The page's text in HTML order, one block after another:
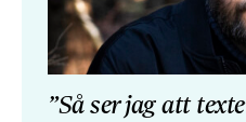
”Så ser jag att